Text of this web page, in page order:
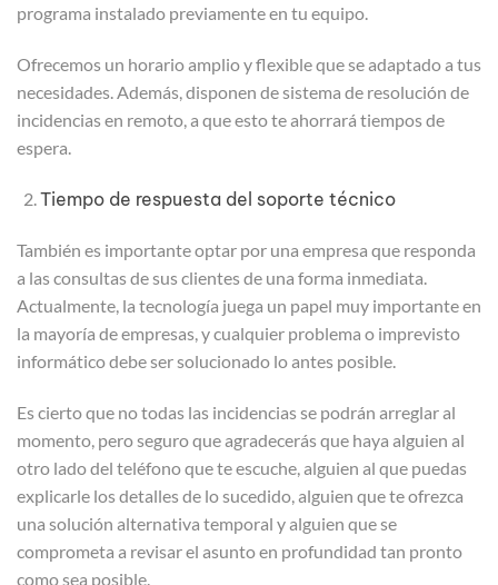
programa instalado previamente en tu equipo.
Ofrecemos un horario amplio y flexible que se adaptado a tus
necesidades. Además, disponen de sistema de resolución de
incidencias en remoto, a que esto te ahorrará tiempos de
espera.
Tiempo de respuesta del soporte técnico
También es importante optar por una empresa que responda
a las consultas de sus clientes de una forma inmediata.
Actualmente, la tecnología juega un papel muy importante en
la mayoría de empresas, y cualquier problema o imprevisto
informático debe ser solucionado lo antes posible.
Es cierto que no todas las incidencias se podrán arreglar al
momento, pero seguro que agradecerás que haya alguien al
otro lado del teléfono que te escuche, alguien al que puedas
explicarle los detalles de lo sucedido, alguien que te ofrezca
una solución alternativa temporal y alguien que se
comprometa a revisar el asunto en profundidad tan pronto
como sea posible.